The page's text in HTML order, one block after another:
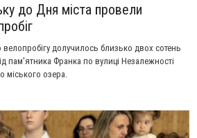
до Дня міста провели
долучилось близько двох сотень
пам'ятника Франка по вулиці Незалежності
міського озера.